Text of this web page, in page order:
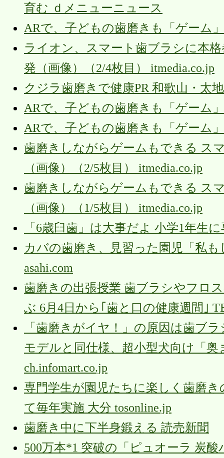
育む ｄメニューニュース
ARで、子どもの歯磨きも「ゲーム
ライオン、スマート歯ブラシに本
発（画像）（2/4枚目） itmedia.co.jp
クジラ歯磨きで健康PR 和歌山・太
ARで、子どもの歯磨きも「ゲーム
ARで、子どもの歯磨きも「ゲーム
歯磨きしながらゲームもできる ス
（画像）（2/5枚目） itmedia.co.jp
歯磨きしながらゲームもできる ス
（画像）（1/5枚目） itmedia.co.jp
「6歳臼歯」は大事だよ 小学1年生
カバの歯磨き、見習った園児「私
asahi.com
歯磨きの出張授業 歯ブラシやフロ
ぶ 6月4日から｢歯と口の健康週間｣
「歯磨きがイヤ！」の原因は歯ブ
モデルと同仕様、超小型犬向け「奥
ch.infomart.co.jp
専門学生が園児たちに楽しく歯磨
て毎年実施 大分 tosonline.jp
歯磨き中に下半身鍛える 読売新聞
500万本*1 突破の「ピュオーラ 炭